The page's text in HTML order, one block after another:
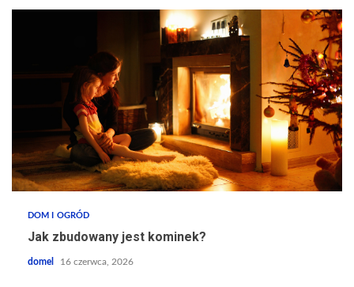
DOM I OGRÓD
Jak zbudowany jest kominek?
domel 16 czerwca, 2026